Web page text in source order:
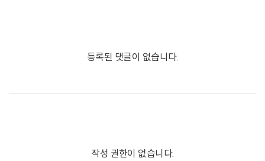
등록된 댓글이 없습니다.
작성 권한이 없습니다.